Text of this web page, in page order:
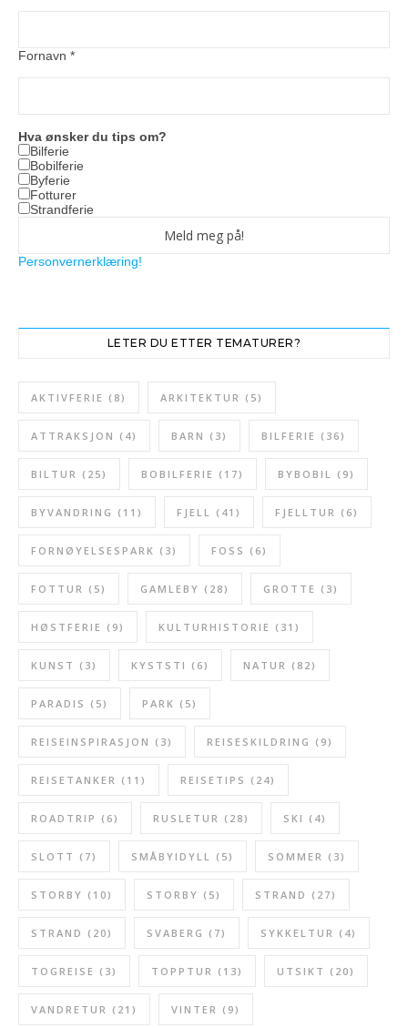
Fornavn *
Hva ønsker du tips om?
Bilferie
Bobilferie
Byferie
Fotturer
Strandferie
Personvernerklæring!
LETER DU ETTER TEMATURER?
AKTIVFERIE (8) ARKITEKTUR (5)
ATTRAKSJON (4) BARN (3) BILFERIE (36)
BILTUR (25) BOBILFERIE (17) BYBOBIL (9)
BYVANDRING (11) FJELL (41) FJELLTUR (6)
FORNØYELSESPARK (3) FOSS (6)
FOTTUR (5) GAMLEBY (28) GROTTE (3)
HØSTFERIE (9) KULTURHISTORIE (31)
KUNST (3) KYSTSTI (6) NATUR (82)
PARADIS (5) PARK (5)
REISEINSPIRASJON (3) REISESKILDRING (9)
REISETANKER (11) REISETIPS (24)
ROADTRIP (6) RUSLETUR (28) SKI (4)
SLOTT (7) SMÅBYIDYLL (5) SOMMER (3)
STORBY (10) STORBY (5) STRAND (27)
STRAND (20) SVABERG (7) SYKKELTUR (4)
TOGREISE (3) TOPPTUR (13) UTSIKT (20)
VANDRETUR (21) VINTER (9)